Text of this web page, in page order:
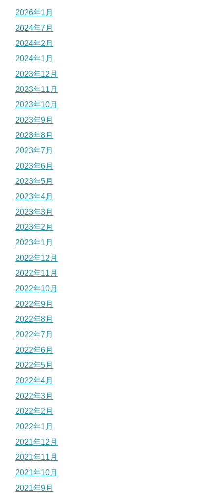
2026年1月
2024年7月
2024年2月
2024年1月
2023年12月
2023年11月
2023年10月
2023年9月
2023年8月
2023年7月
2023年6月
2023年5月
2023年4月
2023年3月
2023年2月
2023年1月
2022年12月
2022年11月
2022年10月
2022年9月
2022年8月
2022年7月
2022年6月
2022年5月
2022年4月
2022年3月
2022年2月
2022年1月
2021年12月
2021年11月
2021年10月
2021年9月